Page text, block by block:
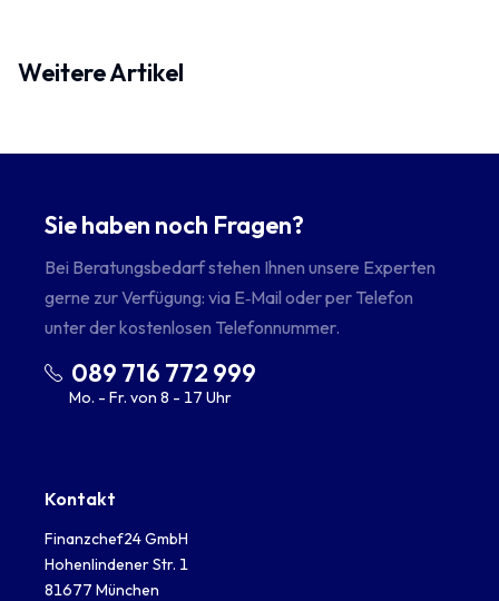
Weitere Artikel
Sie haben noch Fragen?
Bei Beratungsbedarf stehen Ihnen unsere Experten
gerne zur Verfügung: via E‑Mail oder per Telefon
unter der kostenlosen Telefonnummer.
089 716 772 999
Mo. - Fr. von 8 - 17 Uhr
Kontakt
Finanzchef24 GmbH
Hohenlindener Str. 1
81677 München